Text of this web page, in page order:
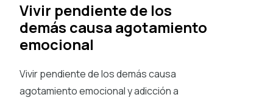
Vivir pendiente de los
demás causa agotamiento
emocional
Vivir pendiente de los demás causa
agotamiento emocional y adicción a